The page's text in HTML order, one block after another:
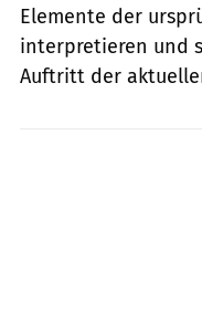
Elemente der
interpretieren und
Auftritt der